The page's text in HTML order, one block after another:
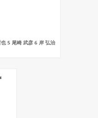
5 尾崎 武彦 6 岸 弘治